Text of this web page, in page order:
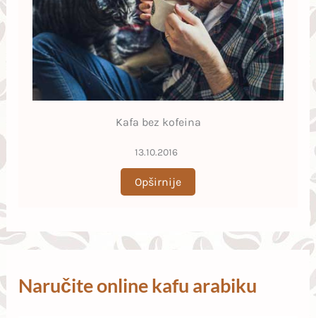
Kafa bez kofeina
13.10.2016
Opširnije
Naručite online kafu arabiku